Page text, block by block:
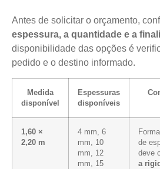
Antes de solicitar o orçamento,
espessura, a quantidade e a
disponibilidade das opções é
pedido e o destino informado.
Medida
disponível
Espessuras
disponíveis
1,60 ×
2,20 m
4 mm, 6
mm, 10
mm, 12
mm, 15
de
deve
a